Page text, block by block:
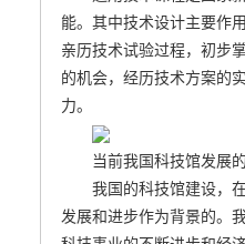
能。其中技术设计主要作
亲历技术试验过程，初步
的机会，经历技术方案的
力。
当前我国科技馆发展
我国的科技馆建设，
发展和进步作为背景的。